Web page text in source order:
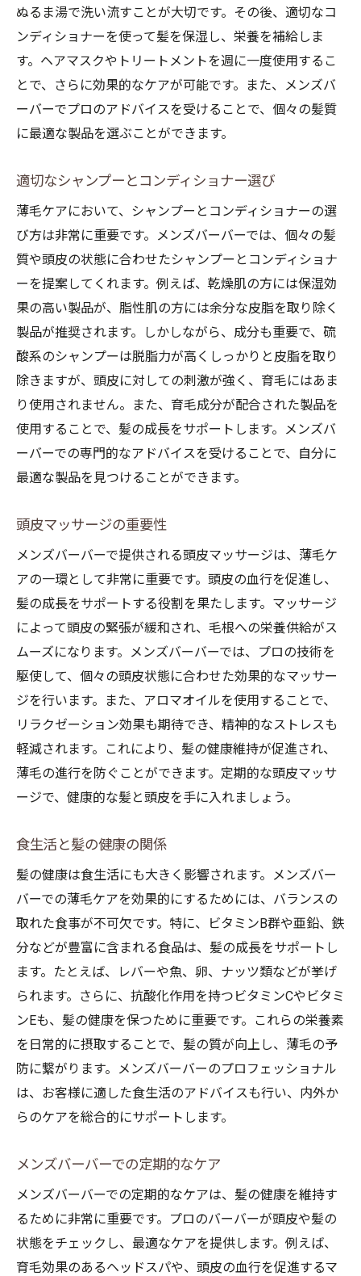
ぬるま湯で洗い流すことが大切です。その後、適切なコ
ンディショナーを使って髪を保湿し、栄養を補給しま
す。ヘアマスクやトリートメントを週に一度使用するこ
とで、さらに効果的なケアが可能です。また、メンズバ
ーバーでプロのアドバイスを受けることで、個々の髪質
に最適な製品を選ぶことができます。
適切なシャンプーとコンディショナー選び
薄毛ケアにおいて、シャンプーとコンディショナーの選
び方は非常に重要です。メンズバーバーでは、個々の髪
質や頭皮の状態に合わせたシャンプーとコンディショナ
ーを提案してくれます。例えば、乾燥肌の方には保湿効
果の高い製品が、脂性肌の方には余分な皮脂を取り除く
製品が推奨されます。しかしながら、成分も重要で、硫
酸系のシャンプーは脱脂力が高くしっかりと皮脂を取り
除きますが、頭皮に対しての刺激が強く、育毛にはあま
り使用されません。また、育毛成分が配合された製品を
使用することで、髪の成長をサポートします。メンズバ
ーバーでの専門的なアドバイスを受けることで、自分に
最適な製品を見つけることができます。
頭皮マッサージの重要性
メンズバーバーで提供される頭皮マッサージは、薄毛ケ
アの一環として非常に重要です。頭皮の血行を促進し、
髪の成長をサポートする役割を果たします。マッサージ
によって頭皮の緊張が緩和され、毛根への栄養供給がス
ムーズになります。メンズバーバーでは、プロの技術を
駆使して、個々の頭皮状態に合わせた効果的なマッサー
ジを行います。また、アロマオイルを使用することで、
リラクゼーション効果も期待でき、精神的なストレスも
軽減されます。これにより、髪の健康維持が促進され、
薄毛の進行を防ぐことができます。定期的な頭皮マッサ
ージで、健康的な髪と頭皮を手に入れましょう。
食生活と髪の健康の関係
髪の健康は食生活にも大きく影響されます。メンズバー
バーでの薄毛ケアを効果的にするためには、バランスの
取れた食事が不可欠です。特に、ビタミンB群や亜鉛、鉄
分などが豊富に含まれる食品は、髪の成長をサポートし
ます。たとえば、レバーや魚、卵、ナッツ類などが挙げ
られます。さらに、抗酸化作用を持つビタミンCやビタミ
ンEも、髪の健康を保つために重要です。これらの栄養素
を日常的に摂取することで、髪の質が向上し、薄毛の予
防に繋がります。メンズバーバーのプロフェッショナル
は、お客様に適した食生活のアドバイスも行い、内外か
らのケアを総合的にサポートします。
メンズバーバーでの定期的なケア
メンズバーバーでの定期的なケアは、髪の健康を維持す
るために非常に重要です。プロのバーバーが頭皮や髪の
状態をチェックし、最適なケアを提供します。例えば、
育毛効果のあるヘッドスパや、頭皮の血行を促進するマ